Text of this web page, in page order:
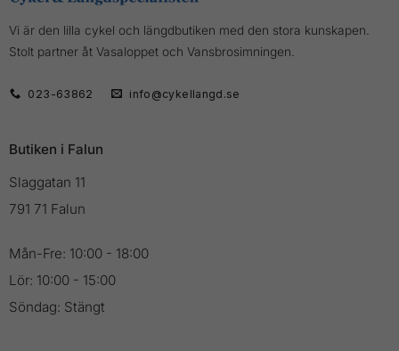
Vi är den lilla cykel och längdbutiken med den stora kunskapen.
Stolt partner åt Vasaloppet och Vansbrosimningen.
023-63862 info@cykellangd.se
Butiken i Falun
Slaggatan 11
791 71 Falun
Mån-Fre: 10:00 - 18:00
Lör: 10:00 - 15:00
Söndag: Stängt